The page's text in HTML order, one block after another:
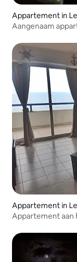
Appartement in
Aangenaam
Appartement in
Appartement aan